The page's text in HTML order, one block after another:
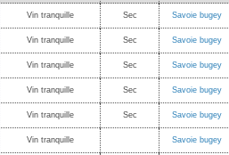
Vin tranquille Sec Savoie bugey
Vin tranquille Sec Savoie bugey
Vin tranquille Sec Savoie bugey
Vin tranquille Sec Savoie bugey
Vin tranquille Sec Savoie bugey
Vin tranquille Savoie bugey